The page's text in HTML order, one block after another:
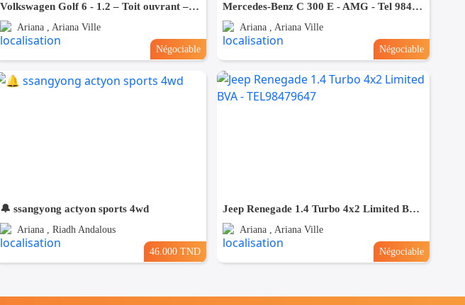
Volkswagen Golf 6 - 1.2 – Toit ouvrant – Très bien équipée - Tel 98479647
Ariana , Ariana Ville
Négociable
Mercedes-Benz C 300 E - AMG - Tel 98479647
Ariana , Ariana Ville
Négociable
🔔 ssangyong actyon sports 4wd
Ariana , Riadh Andalous
46.000 TND
Jeep Renegade 1.4 Turbo 4x2 Limited BVA - TEL98479647
Ariana , Ariana Ville
Négociable